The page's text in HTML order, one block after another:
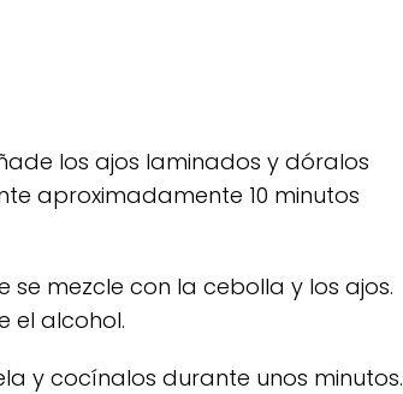
los ajos laminados y dóralos
aproximadamente 10 minutos
mezcle con la cebolla y los ajos.
el alcohol.
y cocínalos durante unos minutos.